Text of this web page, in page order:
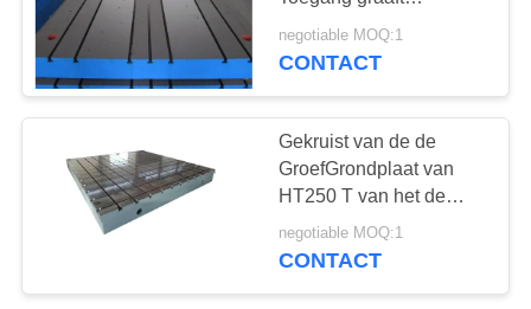
ONS
FABRIEKSREIS
KWALITEITSCONTROLE
ONS
Onttrokken Gaten een
tunnel
negotiable MOQ:1
CONTACT
Gekruist van de de
GroefGrondplaat van
HT250 T van het de
Handschroot de
OppervlakteGietijzer die
negotiable MOQ:1
CONTACT